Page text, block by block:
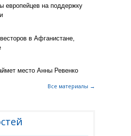
европейцев на поддержку
в Афганистане,
место Анны Ревенко
Все материалы →